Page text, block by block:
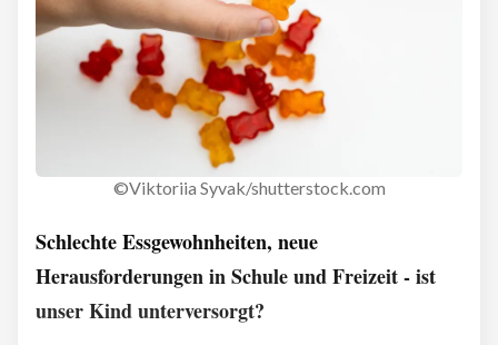
©Viktoriia Syvak/shutterstock.com
Schlechte Essgewohnheiten, neue
Herausforderungen in Schule und Freizeit - ist
unser Kind unterversorgt?